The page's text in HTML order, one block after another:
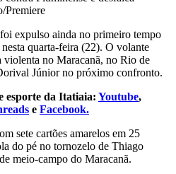
Premiere
expulso ainda no primeiro tempo
quarta-feira (22). O volante
no Maracanã, no Rio de
Júnior no próximo confronto.
esporte da Itatiaia: Youtube,
e Facebook.
sete cartões amarelos em 25
do pé no tornozelo de Thiago
meio-campo do Maracanã.